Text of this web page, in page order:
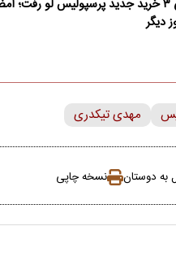
اسامی ۳ خرید جدید پرسپولیس لو رفت؛
دیگر
مهدی تیکدری
به دوستان نسخه چاپی